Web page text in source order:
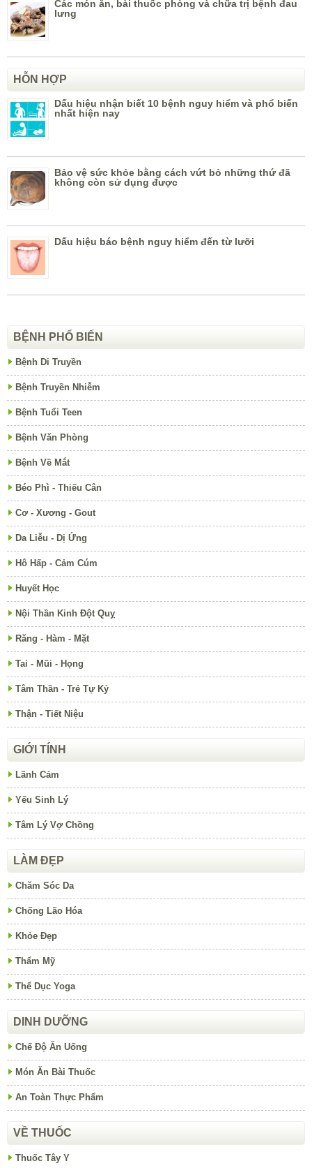
Các món ăn, bài thuốc phòng và chữa trị bệnh đau
lưng
HỖN HỢP
Dấu hiệu nhận biết 10 bệnh nguy hiểm và phổ biến
nhất hiện nay
Bảo vệ sức khỏe bằng cách vứt bỏ những thứ đã
không còn sử dụng được
Dấu hiệu báo bệnh nguy hiểm đến từ lưỡi
BỆNH PHỔ BIẾN
Bệnh Di Truyền
Bệnh Truyền Nhiễm
Bệnh Tuổi Teen
Bệnh Văn Phòng
Bệnh Về Mắt
Béo Phì - Thiếu Cân
Cơ - Xương - Gout
Da Liễu - Dị Ứng
Hô Hấp - Cảm Cúm
Huyết Học
Nội Thần Kinh Đột Quỵ
Răng - Hàm - Mặt
Tai - Mũi - Họng
Tâm Thần - Trẻ Tự Kỷ
Thận - Tiết Niệu
GIỚI TÍNH
Lãnh Cảm
Yếu Sinh Lý
Tâm Lý Vợ Chồng
LÀM ĐẸP
Chăm Sóc Da
Chống Lão Hóa
Khỏe Đẹp
Thẩm Mỹ
Thể Dục Yoga
DINH DƯỠNG
Chế Độ Ăn Uống
Món Ăn Bài Thuốc
An Toàn Thực Phẩm
VỀ THUỐC
Thuốc Tây Y